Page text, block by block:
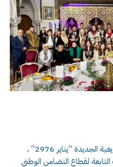
بمناسبة الاحتفالات بالسنة الأمازيغية الجديدة “يناير 2976” ،
لقطاع التضامن الوطني